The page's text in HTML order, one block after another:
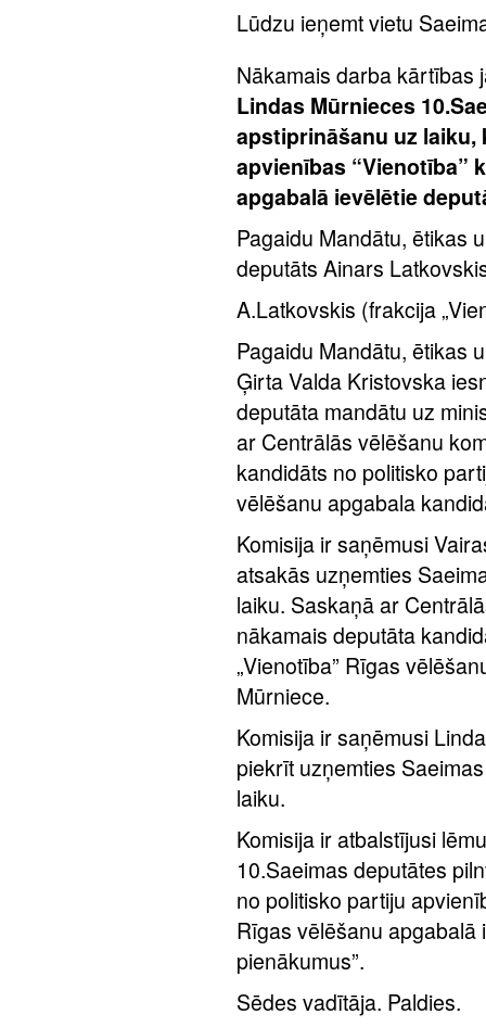
Lūdzu ieņemt vietu
Nākamais darba kārtības
Lindas Mūrnieces
apstiprināšanu uz
apvienības “Vienotība”
apgabalā ievēlētie
Pagaidu Mandātu, ētikas
deputāts Ainars
A.Latkovskis (frakcija
Pagaidu Mandātu, ētikas
Ģirta Valda Kristovska
deputāta mandātu uz
ar Centrālās vēlēšanu
kandidāts no politisko
vēlēšanu apgabala
Komisija ir saņēmusi
atsakās uzņemties
laiku. Saskaņā ar
nākamais deputāta
„Vienotība” Rīgas
Mūrniece.
Komisija ir saņēmusi
piekrīt uzņemties
laiku.
Komisija ir atbalstījusi
10.Saeimas deputātes
no politisko partiju
Rīgas vēlēšanu apgabalā
pienākumus”.
Sēdes vadītāja. Paldies.